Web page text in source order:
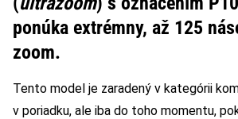
ponúka extrémny, až 125
zoom.
Tento model je zaradený v kategórii
v poriadku, ale iba do toho momentu,